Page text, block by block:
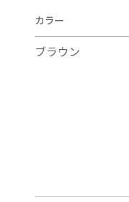
カラー
ブラウン